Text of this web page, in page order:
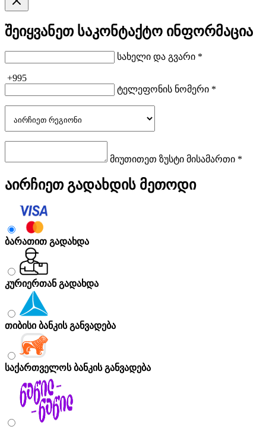
შეიყვანეთ საკონტაქტო ინფორმაცია
სახელი და გვარი *
+995
ტელეფონის ნომერი *
მიუთითეთ ზუსტი მისამართი *
აირჩიეთ გადახდის მეთოდი
ბარათით გადახდა
კურიერთან გადახდა
თიბისი ბანკის განვადება
საქართველოს ბანკის განვადება